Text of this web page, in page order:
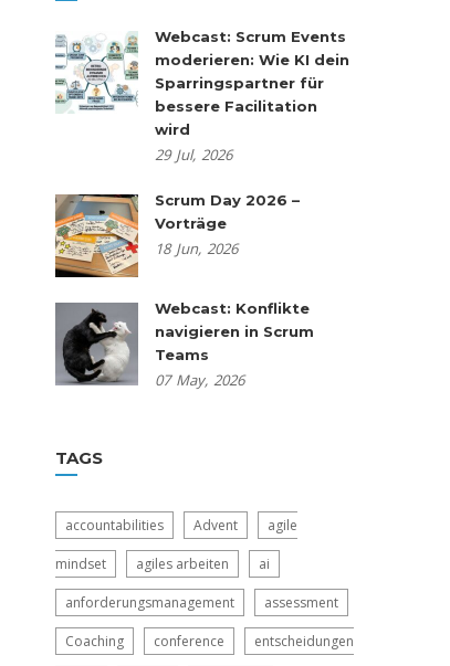
Webcast: Scrum Events
moderieren: Wie KI dein
Sparringspartner für
bessere Facilitation
wird
29 Jul, 2026
Scrum Day 2026 –
Vorträge
18 Jun, 2026
Webcast: Konflikte
navigieren in Scrum
Teams
07 May, 2026
TAGS
accountabilities Advent agile
mindset agiles arbeiten ai
anforderungsmanagement assessment
Coaching conference entscheidungen